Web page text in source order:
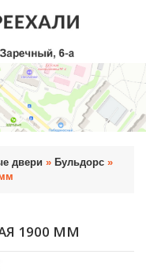
двери » Бульдорс »
1900 ММ